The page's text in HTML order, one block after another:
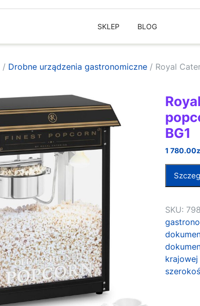
SKLEP BLOG
/ Drobne urządzenia gastronomiczne / Royal
BG1
1 780.00
SKU: